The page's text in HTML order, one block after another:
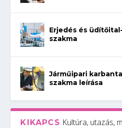
Erjedés és
szakma
Járműipari
szakma leírása
KIKAPCS Kultúra, utazás,